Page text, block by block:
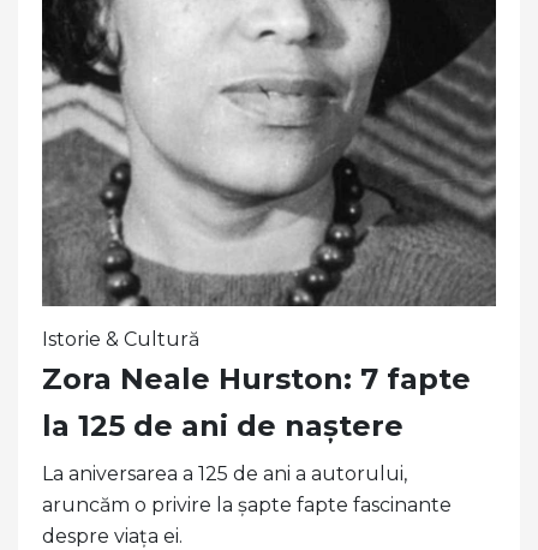
Istorie & Cultură
Zora Neale Hurston: 7 fapte
la 125 de ani de naștere
La aniversarea a 125 de ani a autorului,
aruncăm o privire la șapte fapte fascinante
despre viața ei.